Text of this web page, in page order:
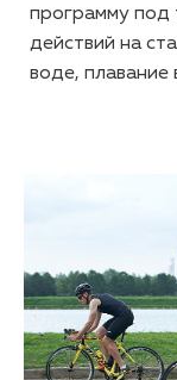
программу под
действий на
воде, плавание